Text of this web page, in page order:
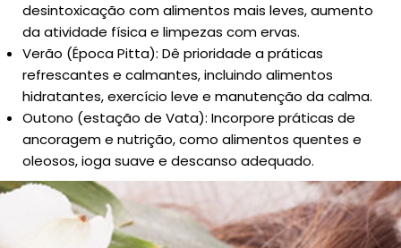
desintoxicação com alimentos mais leves, aumento
da atividade física e limpezas com ervas.
Verão (Época Pitta): Dê prioridade a práticas
refrescantes e calmantes, incluindo alimentos
hidratantes, exercício leve e manutenção da calma.
Outono (estação de Vata): Incorpore práticas de
ancoragem e nutrição, como alimentos quentes e
oleosos, ioga suave e descanso adequado.